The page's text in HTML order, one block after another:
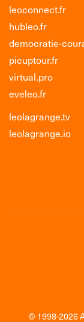
leoconnect.fr
hubleo.fr
democratie-
picuptour.fr
virtual.pro
eveleo.fr
leolagrange.tv
leolagrange.io
© 1998-2026